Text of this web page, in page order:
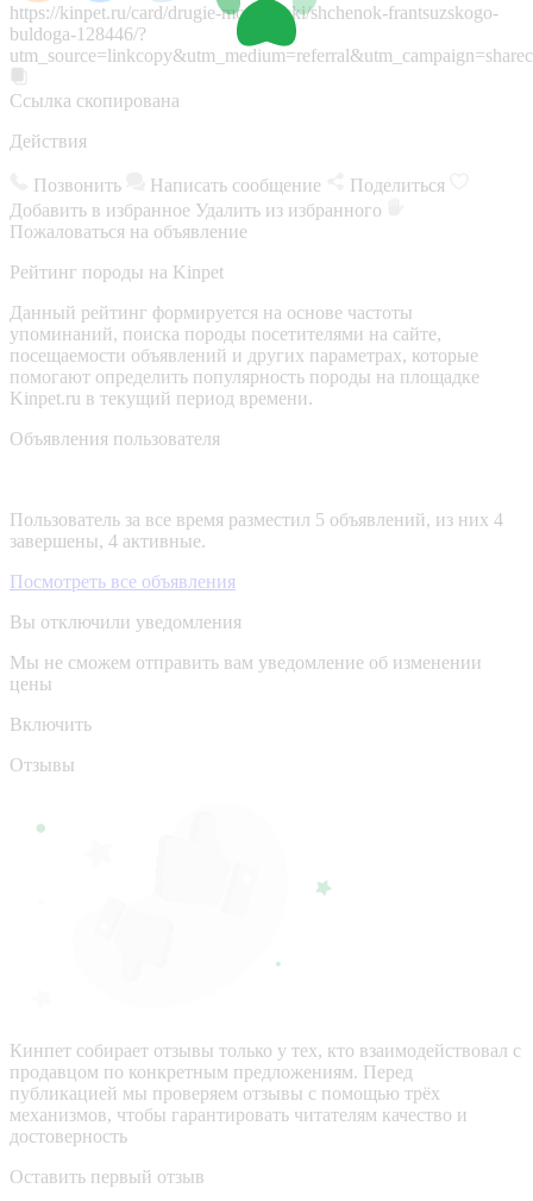
https://kinpet.ru/card/drugie-mos/sobaki/shchenok-frantsuzskogo-
buldoga-128446/?
Ссылка скопирована
Действия
Позвонить Написать сообщение
Поделиться
Добавить в избранное Удалить из избранного
Пожаловаться на объявление
Рейтинг породы на Kinpet
Данный рейтинг формируется на основе частоты
упоминаний, поиска породы посетителями на сайте,
посещаемости объявлений и других параметрах, которые
помогают определить популярность породы на площадке
Kinpet.ru в текущий период времени.
Объявления пользователя
Пользователь за все время разместил 5 объявлений, из них 4
завершены, 4 активные.
Посмотреть все объявления
Вы отключили уведомления
Мы не сможем отправить вам уведомление об изменении
цены
Включить
Отзывы
Кинпет собирает отзывы только у тех, кто взаимодействовал с
продавцом по конкретным предложениям. Перед
публикацией мы проверяем отзывы с помощью трёх
механизмов, чтобы гарантировать читателям качество и
достоверность
Оставить первый отзыв